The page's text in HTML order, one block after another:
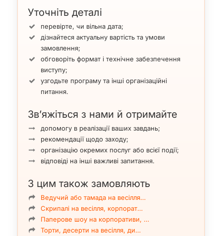
Уточніть деталі
перевірте, чи вільна дата;
дізнайтеся актуальну вартість та умови
замовлення;
обговоріть формат і технічне забезпечення
виступу;
узгодьте програму та інші організаційні
питання.
Зв’яжіться з нами й отримайте
допомогу в реалізації ваших завдань;
рекомендації щодо заходу;
організацію окремих послуг або всієї події;
відповіді на інші важливі запитання.
З цим також замовляють
Ведучий або тамада на весілля…
Скрипалі на весілля, корпорат…
Паперове шоу на корпоративи, …
Торти, десерти на весілля, ди…